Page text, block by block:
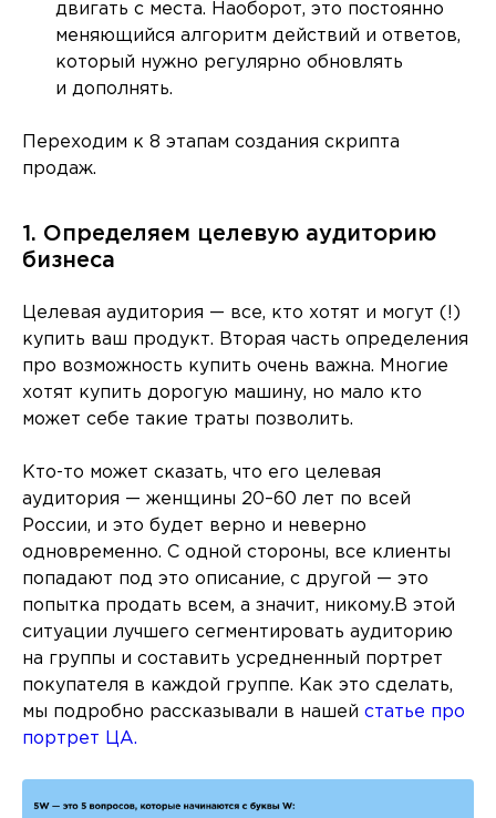
двигать с места. Наоборот, это постоянно
меняющийся алгоритм действий и ответов,
который нужно регулярно обновлять
и дополнять.
Переходим к 8 этапам создания скрипта
продаж.
1. Определяем целевую аудиторию
бизнеса
Целевая аудитория — все, кто хотят и могут (!)
купить ваш продукт. Вторая часть определения
про возможность купить очень важна. Многие
хотят купить дорогую машину, но мало кто
может себе такие траты позволить.
Кто-то может сказать, что его целевая
аудитория — женщины 20–60 лет по всей
России, и это будет верно и неверно
одновременно. С одной стороны, все клиенты
попадают под это описание, с другой — это
попытка продать всем, а значит, никому.В этой
ситуации лучшего сегментировать аудиторию
на группы и составить усредненный портрет
покупателя в каждой группе. Как это сделать,
мы подробно рассказывали в нашей статье про
портрет ЦА.